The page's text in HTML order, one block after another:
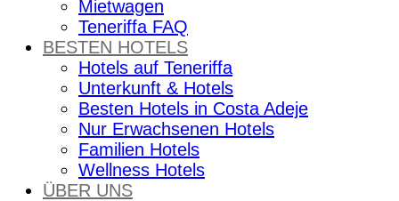
Mietwagen
Teneriffa FAQ
BESTEN HOTELS
Hotels auf Teneriffa
Unterkunft & Hotels
Besten Hotels in Costa Adeje
Nur Erwachsenen Hotels
Familien Hotels
Wellness Hotels
ÜBER UNS